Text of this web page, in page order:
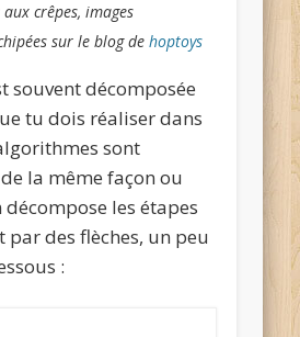
crêpes, images
sur le blog dehoptoys
souvent décomposée
tu dois réaliser dans
sont
la même façon ou
décompose les étapes
par des flèches, un peu
: